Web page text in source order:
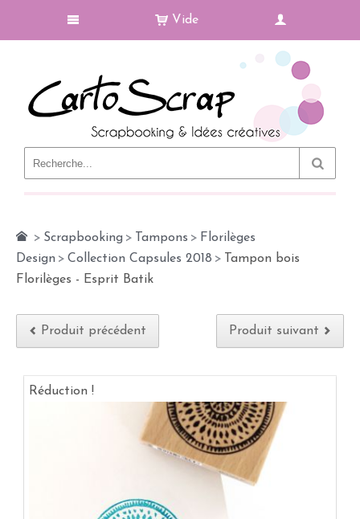
Vide
> Scrapbooking > Tampons > Florilèges
Design > Collection Capsules 2018 >
Tampon bois
Florilèges - Esprit Batik
Produit précédent Produit suivant
Réduction !